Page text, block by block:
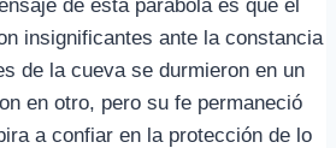
de esta parábola es que el
insignificantes ante la constancia
de la cueva se durmieron en un
en otro, pero su fe permaneció
a confiar en la protección de lo